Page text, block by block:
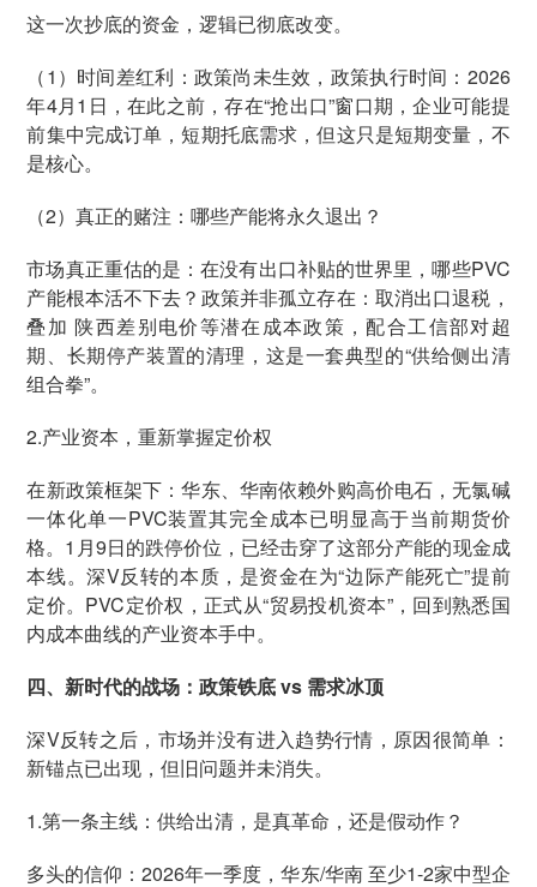
这一次抄底的资金，逻辑已彻底改变。
（1）时间差红利：政策尚未生效，政策执行时间：2026
年4月1日，在此之前，存在“抢出口”窗口期，企业可能提
前集中完成订单，短期托底需求，但这只是短期变量，不
是核心。
（2）真正的赌注：哪些产能将永久退出？
市场真正重估的是：在没有出口补贴的世界里，哪些PVC
产能根本活不下去？政策并非孤立存在：取消出口退税，
叠加 陕西差别电价等潜在成本政策，配合工信部对超
期、长期停产装置的清理，这是一套典型的“供给侧出清
组合拳”。
2.产业资本，重新掌握定价权
在新政策框架下：华东、华南依赖外购高价电石，无氯碱
一体化单一PVC装置其完全成本已明显高于当前期货价
格。1月9日的跌停价位，已经击穿了这部分产能的现金成
本线。深V反转的本质，是资金在为“边际产能死亡”提前
定价。PVC定价权，正式从“贸易投机资本”，回到熟悉国
内成本曲线的产业资本手中。
四、新时代的战场：政策铁底 vs 需求冰顶
深V反转之后，市场并没有进入趋势行情，原因很简单：
新锚点已出现，但旧问题并未消失。
1.第一条主线：供给出清，是真革命，还是假动作？
多头的信仰：2026年一季度，华东/华南 至少1-2家中型企